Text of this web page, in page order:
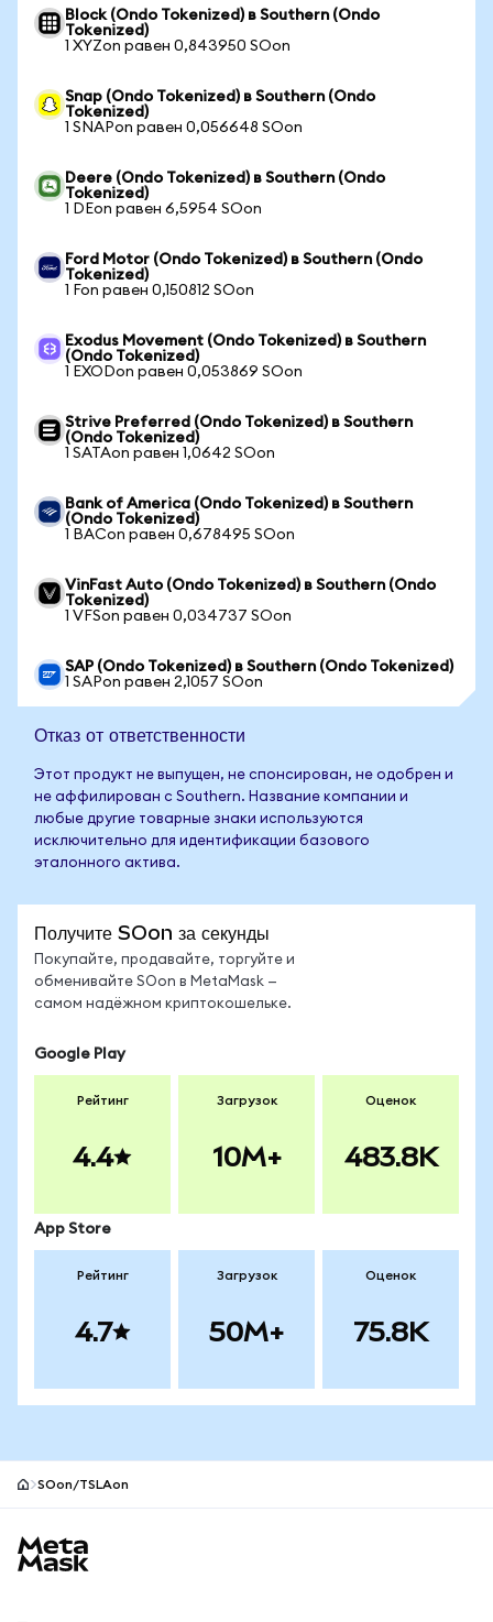
Block (Ondo Tokenized) в Southern (Ondo
Tokenized)
1 XYZon равен 0,843950 SOon
Snap (Ondo Tokenized) в Southern (Ondo
Tokenized)
1 SNAPon равен 0,056648 SOon
Deere (Ondo Tokenized) в Southern (Ondo
Tokenized)
1 DEon равен 6,5954 SOon
Ford Motor (Ondo Tokenized) в Southern (Ondo
Tokenized)
1 Fon равен 0,150812 SOon
Exodus Movement (Ondo Tokenized) в Southern
(Ondo Tokenized)
1 EXODon равен 0,053869 SOon
Strive Preferred (Ondo Tokenized) в Southern
(Ondo Tokenized)
1 SATAon равен 1,0642 SOon
Bank of America (Ondo Tokenized) в Southern
(Ondo Tokenized)
1 BACon равен 0,678495 SOon
VinFast Auto (Ondo Tokenized) в Southern (Ondo
Tokenized)
1 VFSon равен 0,034737 SOon
SAP (Ondo Tokenized) в Southern (Ondo Tokenized)
1 SAPon равен 2,1057 SOon
Отказ от ответственности
Этот продукт не выпущен, не спонсирован, не одобрен и
не аффилирован с Southern. Название компании и
любые другие товарные знаки используются
исключительно для идентификации базового
эталонного актива.
Получите SOon за секунды
Покупайте, продавайте, торгуйте и
обменивайте SOon в MetaMask —
самом надёжном криптокошельке.
Google Play
Рейтинг
4.4
Загрузок
10M+
Оценок
483.8K
App Store
Рейтинг
4.7
Загрузок
50M+
Оценок
75.8K
SOon/TSLAon